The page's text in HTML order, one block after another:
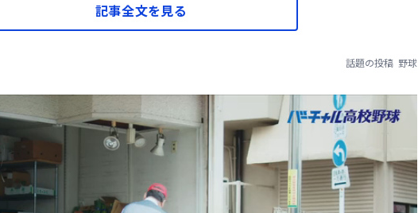
記事全文を見る
話題の投稿 野球